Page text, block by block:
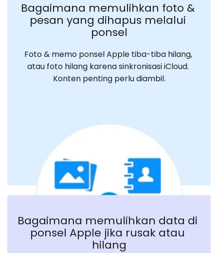
Bagaimana memulihkan foto &
pesan yang dihapus melalui
ponsel
Foto & memo ponsel Apple tiba-tiba hilang,
atau foto hilang karena sinkronisasi iCloud.
Konten penting perlu diambil.
Bagaimana memulihkan data di
ponsel Apple jika rusak atau
hilang